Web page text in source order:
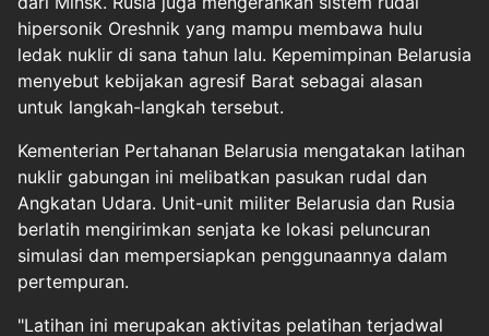
hipersonik Oreshnik yang mampu membawa hulu
ledak nuklir di sana tahun lalu. Kepemimpinan Belarusia
menyebut kebijakan agresif Barat sebagai alasan
untuk langkah-langkah tersebut.
Kementerian Pertahanan Belarusia mengatakan latihan
nuklir gabungan ini melibatkan pasukan rudal dan
Angkatan Udara. Unit-unit militer Belarusia dan Rusia
berlatih mengirimkan senjata ke lokasi peluncuran
simulasi dan mempersiapkan penggunaannya dalam
pertempuran.
"Latihan ini merupakan aktivitas pelatihan terjadwal